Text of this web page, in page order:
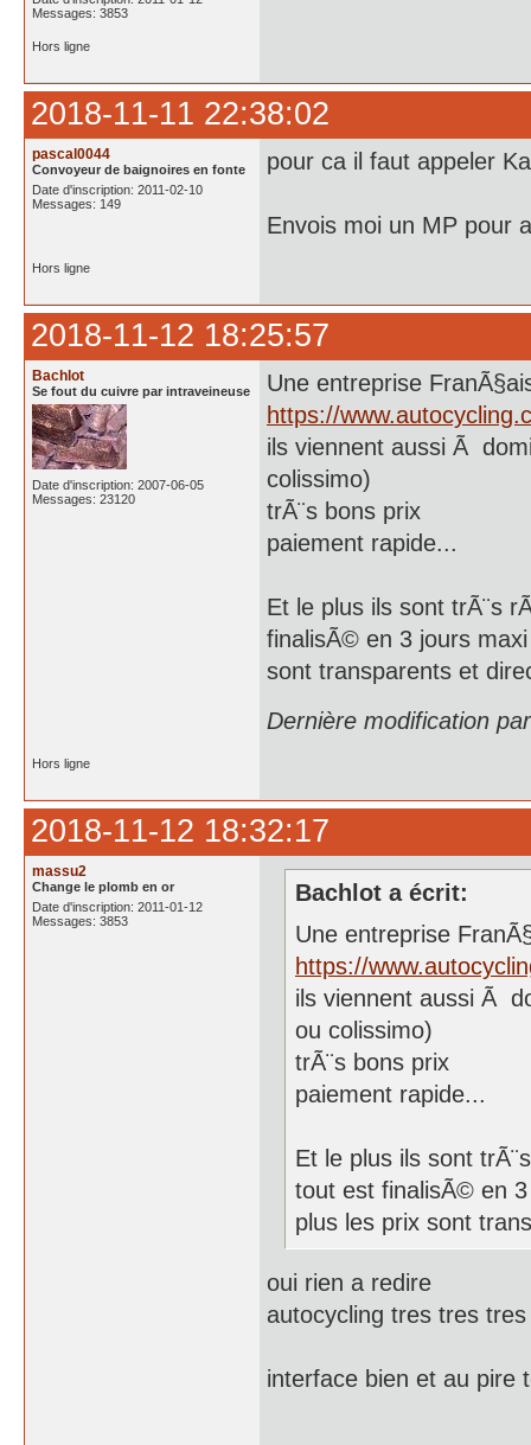
Messages: 3853
Hors ligne
2018-11-11 22:38:02
pascal0044
Convoyeur de baignoires en fonte
Date d'inscription: 2011-02-10
Messages: 149
pour ca il faut appeler
Envois moi un MP pour
Hors ligne
2018-11-12 18:25:57
Bachlot
Se fout du cuivre par intraveineuse
Date d'inscription: 2007-06-05
Messages: 23120
Une entreprise
https://
ils viennent aussi Ã
colissimo)
trÃ¨s bons prix
paiement rapide...
Et le plus ils sont trÃ¨s
finalisÃ© en 3 jours
sont transparents et
Dernière modification
Hors ligne
2018-11-12 18:32:17
massu2
Change le plomb en or
Date d'inscription: 2011-01-12
Messages: 3853
Bachlot a écrit:
Une entreprise
https://
ils viennent aussi Ã
ou colissimo)
trÃ¨s bons prix
paiement rapide...
Et le plus ils sont
tout est finalisÃ© en
plus les prix sont
oui rien a redire
autocycling tres tres
interface bien et au pire